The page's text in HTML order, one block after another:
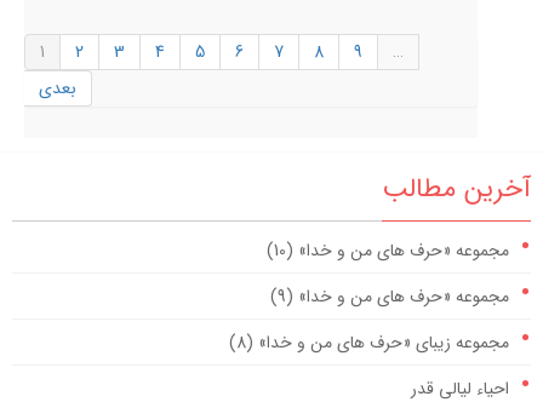
1 2 3 4 5 6 7 8 9
…
بعدی
آخرین مطالب
مجموعه «حرف های من و خدا» (10)
مجموعه «حرف های من و خدا» (9)
مجموعه زیبای «حرف های من و خدا» (8)
احیاء لیالی قدر